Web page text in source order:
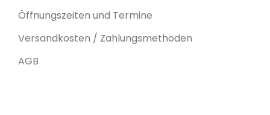
Öffnungszeiten und Termine
Versandkosten / Zahlungsmethoden
AGB